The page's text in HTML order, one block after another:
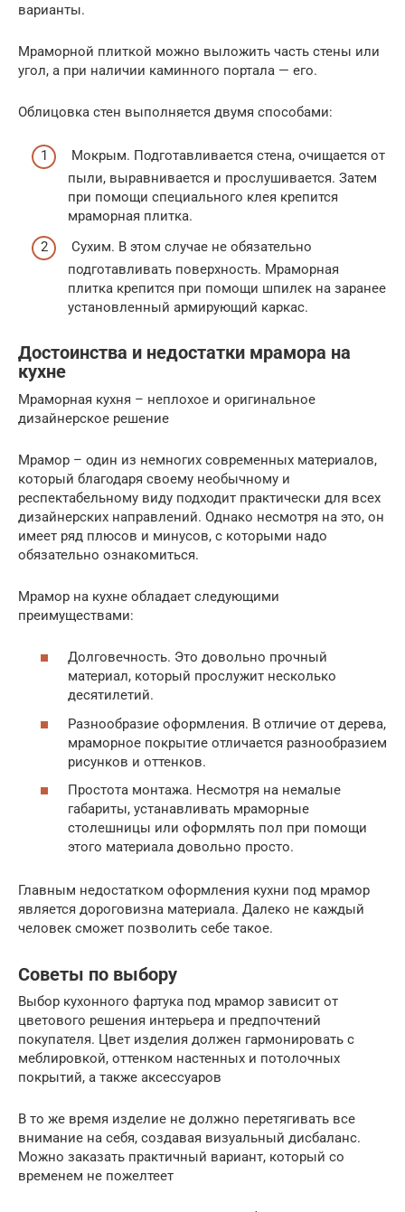
варианты.
Мраморной плиткой можно выложить часть стены или
угол, а при наличии каминного портала — его.
Облицовка стен выполняется двумя способами:
Мокрым. Подготавливается стена, очищается от
пыли, выравнивается и прослушивается. Затем
при помощи специального клея крепится
мраморная плитка.
Сухим. В этом случае не обязательно
подготавливать поверхность. Мраморная
плитка крепится при помощи шпилек на заранее
установленный армирующий каркас.
Достоинства и недостатки мрамора на
кухне
Мраморная кухня – неплохое и оригинальное
дизайнерское решение
Мрамор – один из немногих современных материалов,
который благодаря своему необычному и
респектабельному виду подходит практически для всех
дизайнерских направлений. Однако несмотря на это, он
имеет ряд плюсов и минусов, с которыми надо
обязательно ознакомиться.
Мрамор на кухне обладает следующими
преимуществами:
Долговечность. Это довольно прочный
материал, который прослужит несколько
десятилетий.
Разнообразие оформления. В отличие от дерева,
мраморное покрытие отличается разнообразием
рисунков и оттенков.
Простота монтажа. Несмотря на немалые
габариты, устанавливать мраморные
столешницы или оформлять пол при помощи
этого материала довольно просто.
Главным недостатком оформления кухни под мрамор
является дороговизна материала. Далеко не каждый
человек сможет позволить себе такое.
Советы по выбору
Выбор кухонного фартука под мрамор зависит от
цветового решения интерьера и предпочтений
покупателя. Цвет изделия должен гармонировать с
меблировкой, оттенком настенных и потолочных
покрытий, а также аксессуаров
В то же время изделие не должно перетягивать все
внимание на себя, создавая визуальный дисбаланс.
Можно заказать практичный вариант, который со
временем не пожелтеет